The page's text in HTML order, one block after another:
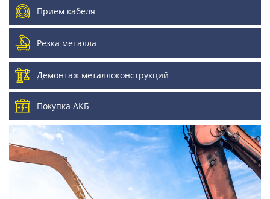
Прием кабеля
Резка металла
Демонтаж металлоконструкций
Покупка АКБ